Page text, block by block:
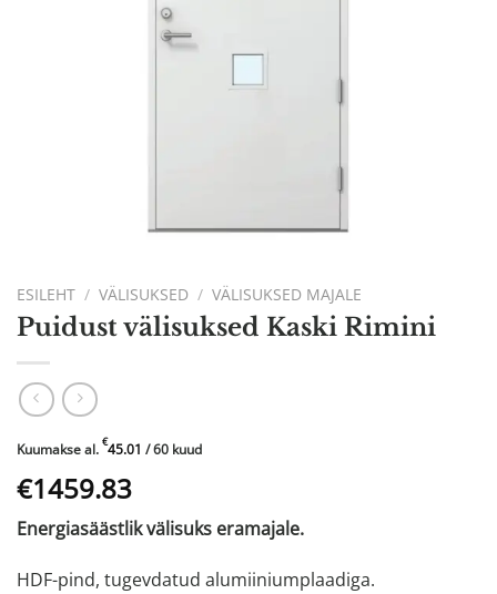
ESILEHT / VÄLISUKSED / VÄLISUKSED MAJALE
Puidust välisuksed Kaski Rimini
Kuumakse al. €45.01 / 60 kuud
Algne
hind
oli:
€2434.10.
€1459.83Praegune
hind
on:
€1459.83.
Energiasäästlik välisuks eramajale.
HDF-pind, tugevdatud alumiiniumplaadiga.